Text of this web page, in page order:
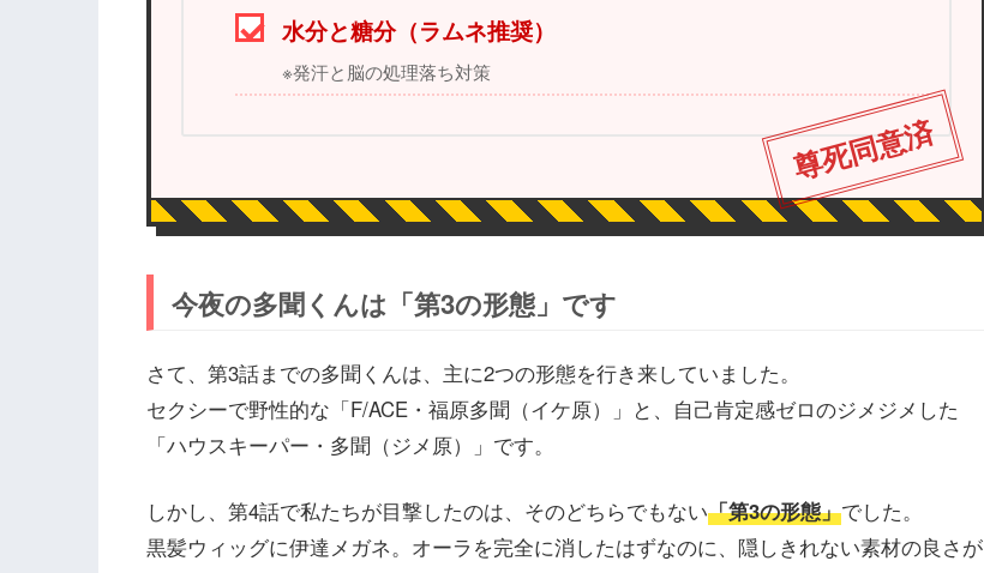
水分と糖分（ラムネ推奨）
※発汗と脳の処理落ち対策
尊死同意済
今夜の多聞くんは「第3の形態」です
さて、第3話までの多聞くんは、主に2つの形態を行き来していました。
セクシーで野性的な「F/ACE・福原多聞（イケ原）」と、自己肯定感ゼロのジメジメした
「ハウスキーパー・多聞（ジメ原）」です。
しかし、第4話で私たちが目撃したのは、そのどちらでもない「第3の形態」でした。
黒髪ウィッグに伊達メガネ。オーラを完全に消したはずなのに、隠しきれない素材の良さが